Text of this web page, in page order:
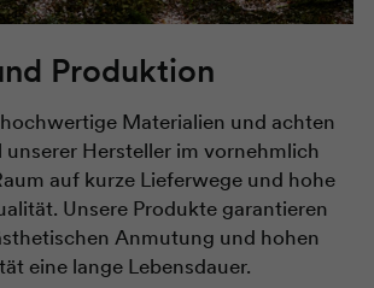
Produktion
Materialien und achten
unserer Hersteller im vornehmlich
auf kurze Lieferwege und hohe
Unsere Produkte garantieren
Anmutung und hohen
eine lange Lebensdauer.